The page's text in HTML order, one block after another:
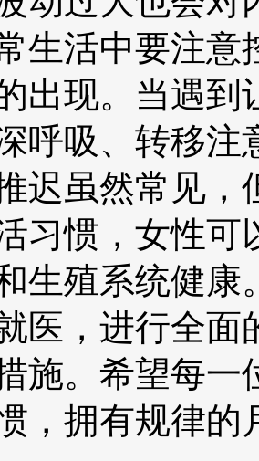
生活中要注意
出现。当遇到
呼吸、转移注
虽然常见，
习惯，女性可
生殖系统健康
医，进行全面
施。希望每一
，拥有规律的